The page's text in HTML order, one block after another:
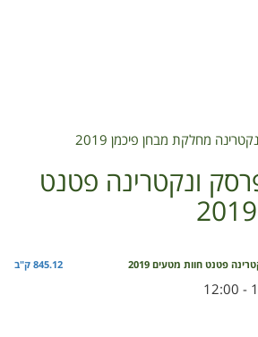
מחלקת מבחן פיכמן 2019
ונקטרינה פטנט
פטנט חוות מטעים 2019 845.12 ק"ב